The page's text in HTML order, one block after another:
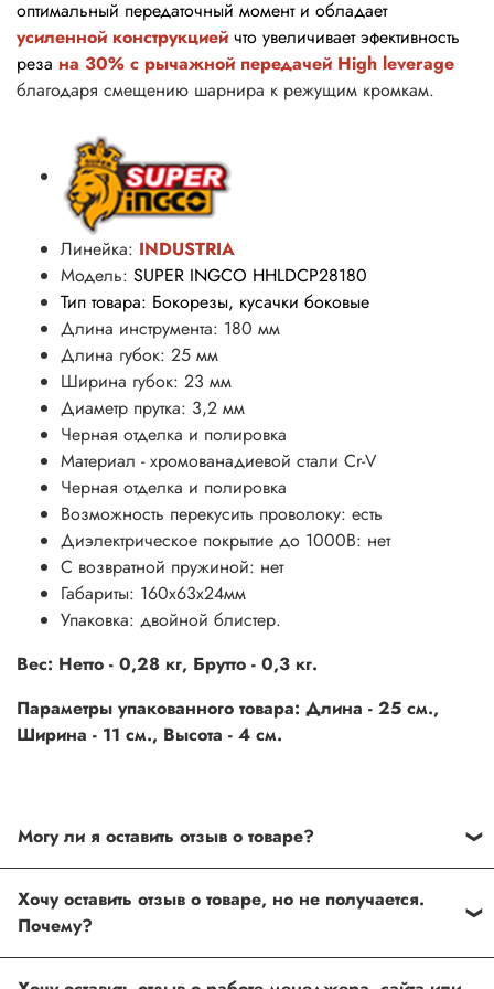
оптимальный передаточный момент и обладает
усиленной конструкцией что увеличивает эфективность
реза на 30% с рычажной передачей High leverage
благодаря смещению шарнира к режущим кромкам.
Линейка: INDUSTRIA
Модель: SUPER INGCO HHLDCP28180
Тип товара: Бокорезы, кусачки боковые
Длина инструмента: 180 мм
Длина губок: 25 мм
Ширина губок: 23 мм
Диаметр прутка: 3,2 мм
Черная отделка и полировка
Материал - хромованадиевой стали Cr-V
Черная отделка и полировка
Возможность перекусить проволоку: есть
Диэлектрическое покрытие до 1000В: нет
С возвратной пружиной: нет
Габариты: 160х63х24мм
Упаковка: двойной блистер.
Вес: Нетто - 0,28 кг, Брутто - 0,3 кг.
Параметры упакованного товара: Длина - 25 см.,
Ширина - 11 см., Высота - 4 см.
специальное поле, где Вы можете оставить свой отзыв.
Также Вы можете присвоить товару от одной до пяти
звёзд. Все отзывы о товарах проходят модерацию.
Хочу оставить отзыв о товаре, но не получается.